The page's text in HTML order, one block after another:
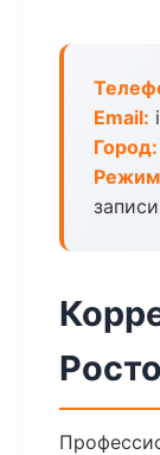
Email:
Город:
записи